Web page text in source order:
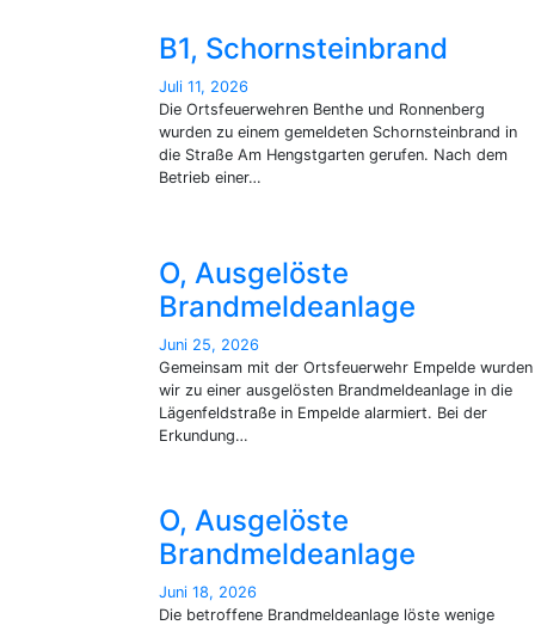
B1, Schornsteinbrand
Juli 11, 2026
Die Ortsfeuerwehren Benthe und Ronnenberg
wurden zu einem gemeldeten Schornsteinbrand in
die Straße Am Hengstgarten gerufen. Nach dem
Betrieb einer…
O, Ausgelöste
Brandmeldeanlage
Juni 25, 2026
Gemeinsam mit der Ortsfeuerwehr Empelde wurden
wir zu einer ausgelösten Brandmeldeanlage in die
Lägenfeldstraße in Empelde alarmiert. Bei der
Erkundung…
O, Ausgelöste
Brandmeldeanlage
Juni 18, 2026
Die betroffene Brandmeldeanlage löste wenige